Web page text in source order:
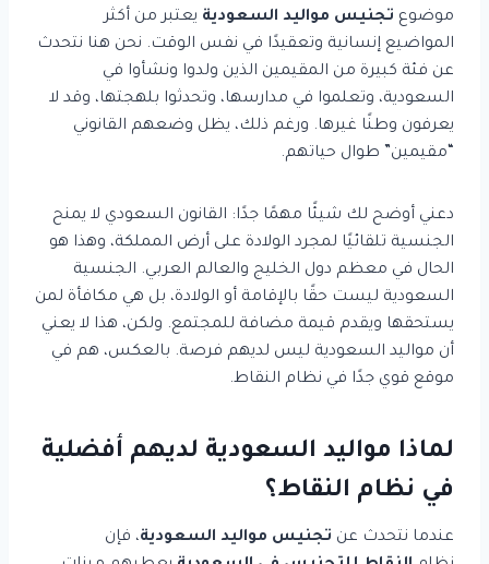
موضوع تجنيس مواليد السعودية يعتبر من أكثر
المواضيع إنسانية وتعقيدًا في نفس الوقت. نحن هنا نتحدث
عن فئة كبيرة من المقيمين الذين ولدوا ونشأوا في
السعودية، وتعلموا في مدارسها، وتحدثوا بلهجتها، وقد لا
يعرفون وطنًا غيرها. ورغم ذلك، يظل وضعهم القانوني
“مقيمين” طوال حياتهم.
دعني أوضح لك شيئًا مهمًا جدًا: القانون السعودي لا يمنح
الجنسية تلقائيًا لمجرد الولادة على أرض المملكة، وهذا هو
الحال في معظم دول الخليج والعالم العربي. الجنسية
السعودية ليست حقًا بالإقامة أو الولادة، بل هي مكافأة لمن
يستحقها ويقدم قيمة مضافة للمجتمع. ولكن، هذا لا يعني
أن مواليد السعودية ليس لديهم فرصة. بالعكس، هم في
موقع قوي جدًا في نظام النقاط.
لماذا مواليد السعودية لديهم أفضلية
في نظام النقاط؟
عندما نتحدث عن تجنيس مواليد السعودية، فإن